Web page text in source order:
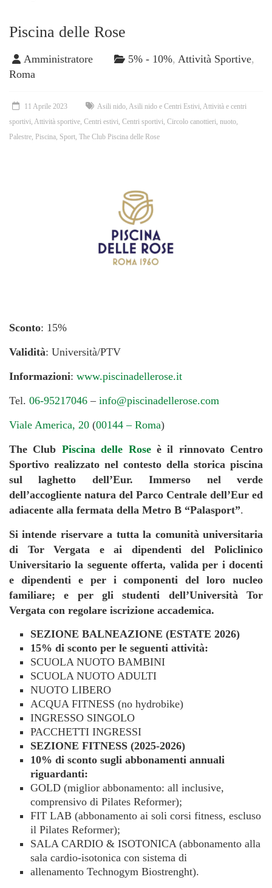
Piscina delle Rose
Amministratore 5% - 10%, Attività Sportive,
Roma
11 Aprile 2023 Asili nido Asili nido e Centri Estivi Attività e centri
sportivi Attività sportive Centri estivi Centri sportivi Circolo canottieri nuoto
Palestre Piscina Sport The Club Piscina delle Rose
Sconto: 15%
Validità: Università/PTV
Informazioni: www.piscinadellerose.it
Tel. 06-95217046 – info@piscinadellerose.com
Viale America, 20 (00144 – Roma)
The Club Piscina delle Rose è il rinnovato Centro
Sportivo realizzato nel contesto della storica piscina
sul laghetto dell’Eur. Immerso nel verde
dell’accogliente natura del Parco Centrale dell’Eur ed
adiacente alla fermata della Metro B “Palasport”.
Si intende riservare a tutta la comunità universitaria
di Tor Vergata e ai dipendenti del Policlinico
Universitario la seguente offerta, valida per i docenti
e dipendenti e per i componenti del loro nucleo
familiare;
e per gli studenti dell’Università Tor
Vergata con regolare iscrizione accademica.
SEZIONE BALNEAZIONE (ESTATE 2026)
15% di sconto per le seguenti attività:
SCUOLA NUOTO BAMBINI
SCUOLA NUOTO ADULTI
NUOTO LIBERO
ACQUA FITNESS (no hydrobike)
INGRESSO SINGOLO
PACCHETTI INGRESSI
SEZIONE FITNESS (2025-2026)
10% di sconto sugli abbonamenti annuali
riguardanti:
GOLD (miglior abbonamento: all inclusive,
comprensivo di Pilates Reformer);
FIT LAB (abbonamento ai soli corsi fitness, escluso
il Pilates Reformer);
SALA CARDIO & ISOTONICA (abbonamento alla
sala cardio-isotonica con sistema di
allenamento Technogym Biostrenght).